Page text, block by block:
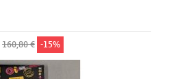
160,80 € -15%